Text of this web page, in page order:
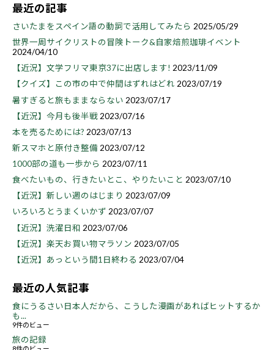
最近の記事
さいたまをスペイン語の動詞で活用してみたら 2025/05/29
世界一周サイクリストの冒険トーク&自家焙煎珈琲イベント
2024/04/10
【近況】文学フリマ東京37に出店します! 2023/11/09
【クイズ】この市の中で仲間はずれはどれ 2023/07/19
暑すぎると旅もままならない 2023/07/17
【近況】今月も後半戦 2023/07/16
本を売るためには? 2023/07/13
新スマホと原付き整備 2023/07/12
1000部の道も一歩から 2023/07/11
食べたいもの、行きたいとこ、やりたいこと 2023/07/10
【近況】新しい週のはじまり 2023/07/09
いろいろとうまくいかず 2023/07/07
【近況】洗濯日和 2023/07/06
【近況】楽天お買い物マラソン 2023/07/05
【近況】あっという間1日終わる 2023/07/04
最近の人気記事
食にうるさい日本人だから、こうした漫画があればヒットするか
も...
9件のビュー
旅の記録
8件のビュー